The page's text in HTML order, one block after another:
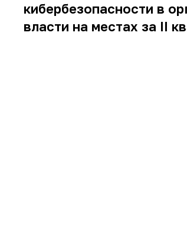
кибербезопасности в
власти на местах за II